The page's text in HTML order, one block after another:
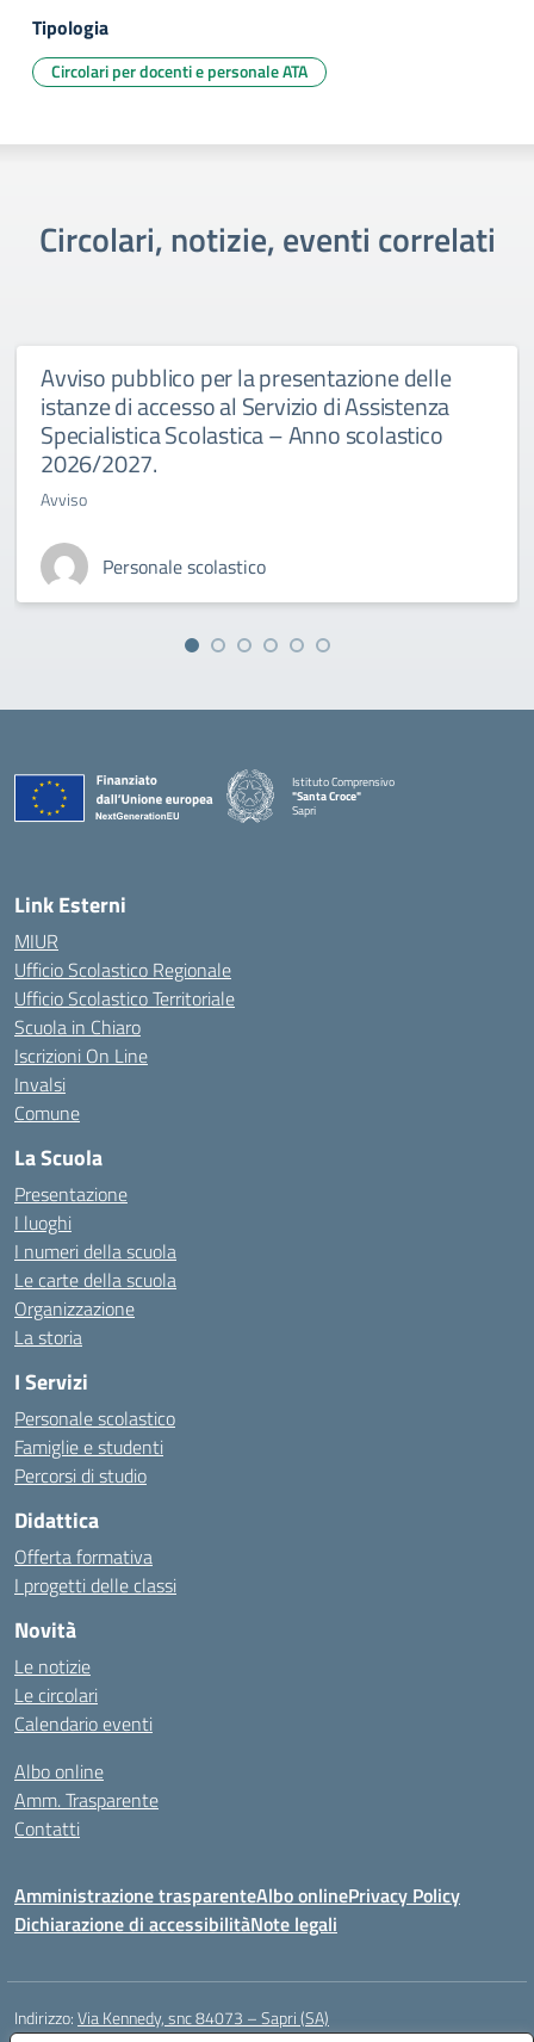
Tipologia
Circolari per docenti e personale ATA
Circolari, notizie, eventi correlati
Avviso pubblico per la presentazione delle
istanze di accesso al Servizio di Assistenza
Specialistica Scolastica – Anno scolastico
2026/2027.
Avviso
Personale scolastico
Istituto Comprensivo
"Santa Croce"
Sapri
— Visita la pagina iniziale della scuola
Link Esterni
MIUR
Ufficio Scolastico Regionale
Ufficio Scolastico Territoriale
Scuola in Chiaro
Iscrizioni On Line
Invalsi
Comune
La Scuola
Presentazione
I luoghi
I numeri della scuola
Le carte della scuola
Organizzazione
La storia
I Servizi
Personale scolastico
Famiglie e studenti
Percorsi di studio
Didattica
Offerta formativa
I progetti delle classi
Novità
Le notizie
Le circolari
Calendario eventi
Albo online
Amm. Trasparente
Contatti
Amministrazione trasparenteAlbo onlinePrivacy Policy
Dichiarazione di accessibilitàNote legali
Indirizzo:Via Kennedy, snc 84073 – Sapri (SA)